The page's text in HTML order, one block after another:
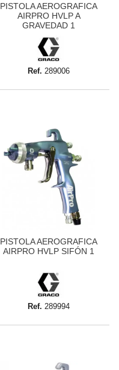
PISTOLA AEROGRAFICA
AIRPRO HVLP A
GRAVEDAD 1
Ref. 289006
PISTOLA AEROGRAFICA
AIRPRO HVLP SIFÓN 1
Ref. 289994